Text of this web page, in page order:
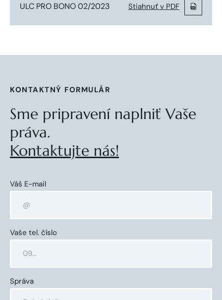
ULC PRO BONO 02/2023 Stiahnuť v PDF
KONTAKTNÝ FORMULÁR
Sme pripravení naplniť Vaše
práva.
Kontaktujte nás!
Váš E-mail
Vaše tel. číslo
Správa